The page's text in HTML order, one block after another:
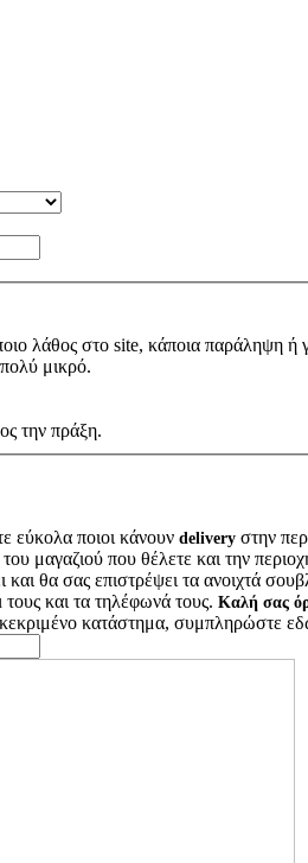
λάθος στο site, κάποια παράληψη ή
μικρό.
την πράξη.
εύκολα ποιοι κάνουν delivery στην
μαγαζιού που θέλετε και την
και θα σας επιστρέψει τα ανοιχτά
τους και τα τηλέφωνά τους. Καλή σας
κατάστημα, συμπληρώστε